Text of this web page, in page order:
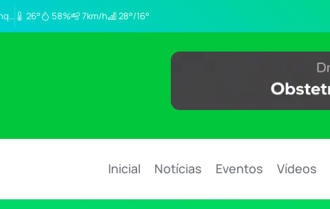
26° 58% 7km/h 28°/16°
Inicial Notícias Eventos Vídeos